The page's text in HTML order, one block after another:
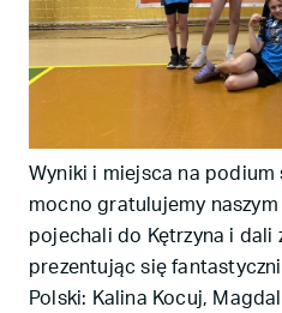
Wyniki i miejsca na podium
mocno gratulujemy
pojechali do Kętrzyna i dali
prezentując się
Polski: Kalina Kocuj,